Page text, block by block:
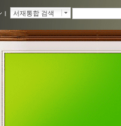
ｌ 서재통합 검색